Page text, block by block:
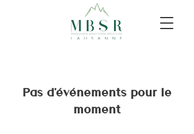
Pas d'événements pour le
moment